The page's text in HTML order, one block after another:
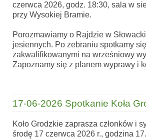
czerwca 2026, godz. 18:30, sala w
przy Wysokiej Bramie.
Porozmawiamy o Rajdzie w
jesiennych. Po zebraniu spotkamy
zakwalifikowanymi na wrześniowy
Zapoznamy się z planem wyprawy i
17-06-2026 Spotkanie Koła
Koło Grodzkie zaprasza członków i
środę 17 czerwca 2026 r., godzina